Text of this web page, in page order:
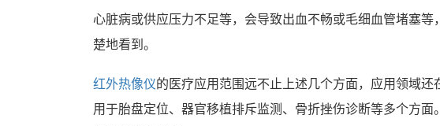
心脏病或供应压力不足等，会导致出血不畅或毛细血管堵塞
楚地看到。
红外热像仪的医疗应用范围远不止上述几个方面，应用领域
用于胎盘定位、器官移植排斥监测、骨折挫伤诊断等多个方